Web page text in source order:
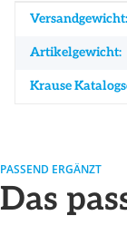
Wert
Versandgewicht:
Artikelgewicht:
Krause
PASSEND ERGÄNZT
Das